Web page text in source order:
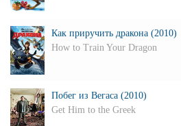
Как приручить дракона (2010)
How to Train Your Dragon
Побег из Вегаса (2010)
Get Him to the Greek